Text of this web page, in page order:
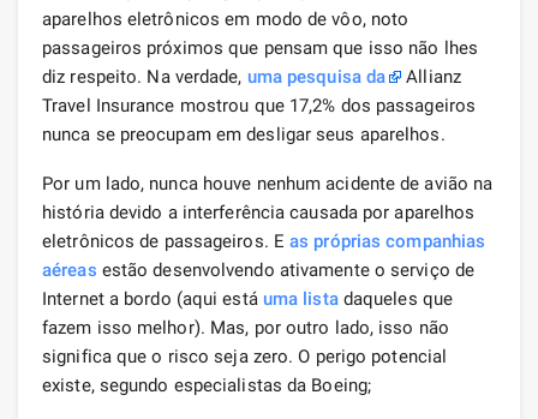
aparelhos eletrônicos em modo de vôo, noto
passageiros próximos que pensam que isso não lhes
diz respeito. Na verdade, uma pesquisa da
Allianz
Travel Insurance mostrou que 17,2% dos passageiros
nunca se preocupam em desligar seus aparelhos.
Por um lado, nunca houve nenhum acidente de avião na
história devido a interferência causada por aparelhos
eletrônicos de passageiros. Eas próprias companhias
aéreas estão desenvolvendo ativamente o serviço de
Internet a bordo (aqui está uma listadaqueles que
fazem isso melhor). Mas, por outro lado, isso não
significa que o risco seja zero. O perigo potencial
existe, segundo especialistas da Boeing;